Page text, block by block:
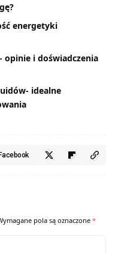
energetyki
opinie i doświadczenia
idealne
pola są oznaczone *